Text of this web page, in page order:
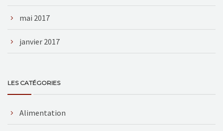
mai 2017
janvier 2017
LES CATÉGORIES
Alimentation